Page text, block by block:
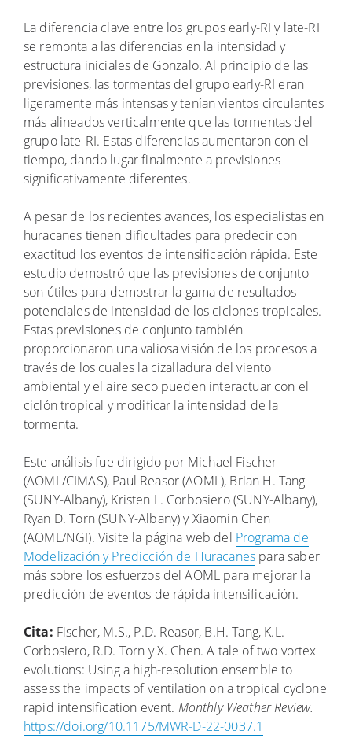
La diferencia clave entre los grupos early-RI y late-RI
se remonta a las diferencias en la intensidad y
estructura iniciales de Gonzalo. Al principio de las
previsiones, las tormentas del grupo early-RI eran
ligeramente más intensas y tenían vientos circulantes
más alineados verticalmente que las tormentas del
grupo late-RI. Estas diferencias aumentaron con el
tiempo, dando lugar finalmente a previsiones
significativamente diferentes.
A pesar de los recientes avances, los especialistas en
huracanes tienen dificultades para predecir con
exactitud los eventos de intensificación rápida. Este
estudio demostró que las previsiones de conjunto
son útiles para demostrar la gama de resultados
potenciales de intensidad de los ciclones tropicales.
Estas previsiones de conjunto también
proporcionaron una valiosa visión de los procesos a
través de los cuales la cizalladura del viento
ambiental y el aire seco pueden interactuar con el
ciclón tropical y modificar la intensidad de la
tormenta.
Este análisis fue dirigido por Michael Fischer
(AOML/CIMAS), Paul Reasor (AOML), Brian H. Tang
(SUNY-Albany), Kristen L. Corbosiero (SUNY-Albany),
Ryan D. Torn (SUNY-Albany) y Xiaomin Chen
(AOML/NGI). Visite la página web del Programa de
Modelización y Predicción de Huracanes para saber
más sobre los esfuerzos del AOML para mejorar la
predicción de eventos de rápida intensificación.
Cita: Fischer, M.S., P.D. Reasor, B.H. Tang, K.L.
Corbosiero, R.D. Torn y X. Chen. A tale of two vortex
evolutions: Using a high-resolution ensemble to
assess the impacts of ventilation on a tropical cyclone
rapid intensification event. Monthly Weather Review.
https://doi.org/10.1175/MWR-D-22-0037.1